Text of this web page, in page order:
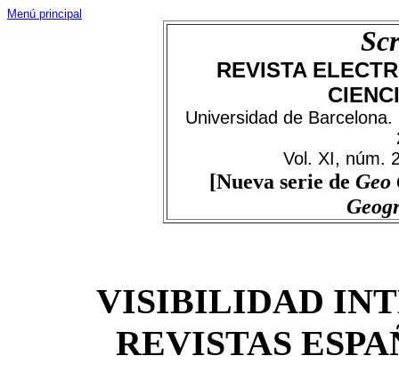
Menú principal
REVISTA
Universidad de
Vol. XI, núm.
[Nueva serie de Geo
VISIBILIDAD
REVISTAS